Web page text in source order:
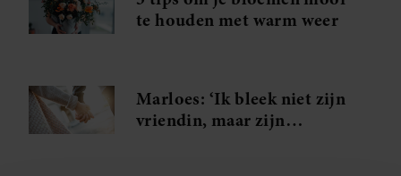
te houden met warm weer
Marloes: ‘Ik bleek niet zijn
vriendin, maar zijn